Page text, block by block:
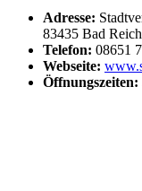
Adresse:
83435 Bad
Telefon: 08651
Webseite:
Öffnungszeiten: